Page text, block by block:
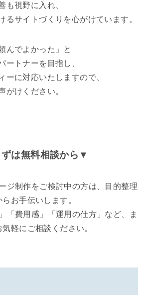
も視野に入れ、
るサイトづくりを心がけています。
んでよかった」と
ートナーを目指し、
ーに対応いたしますので、
がけください。
は無料相談から▼
ジ制作をご検討中の方は、目的整理
らお手伝いします。
「費用感」「運用の仕方」など、ま
軽にご相談ください。